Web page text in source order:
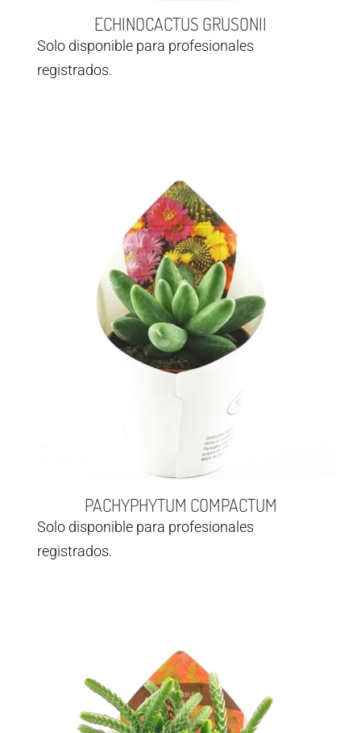
ECHINOCACTUS GRUSONII
Solo disponible para profesionales
registrados.
PACHYPHYTUM COMPACTUM
Solo disponible para profesionales
registrados.